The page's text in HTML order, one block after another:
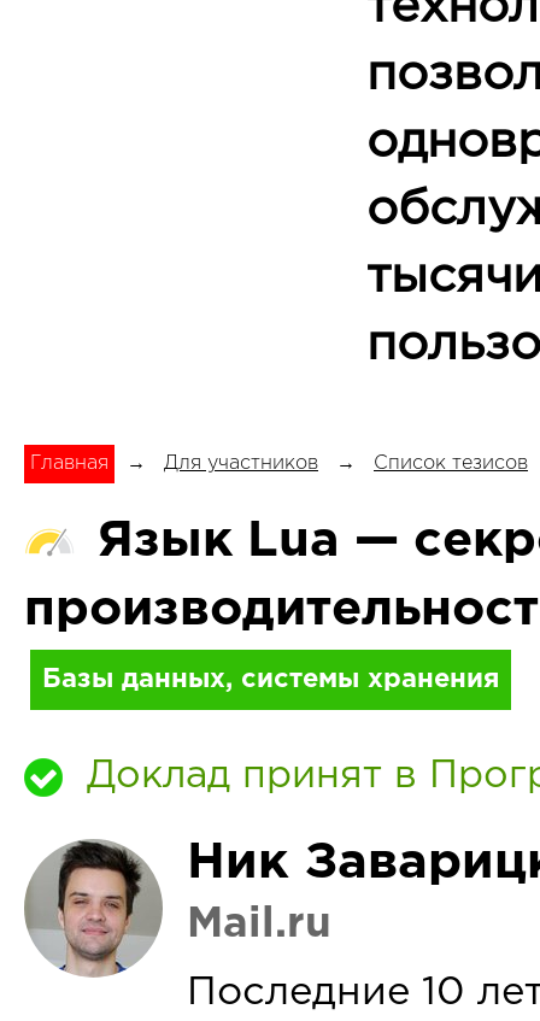
Главная → Для участников → Список тезисов
Язык Lua —
Базы данных, системы хранения
Доклад принят в
Ник
Mail.ru
Последние 10